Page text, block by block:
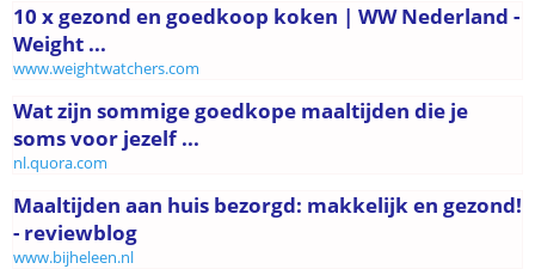
10 x gezond en goedkoop koken | WW Nederland -
Weight ...
www.weightwatchers.com
Wat zijn sommige goedkope maaltijden die je
soms voor jezelf ...
nl.quora.com
Maaltijden aan huis bezorgd: makkelijk en gezond!
- reviewblog
www.bijheleen.nl